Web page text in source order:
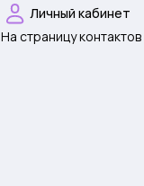
Личный кабинет
На страницу контактов